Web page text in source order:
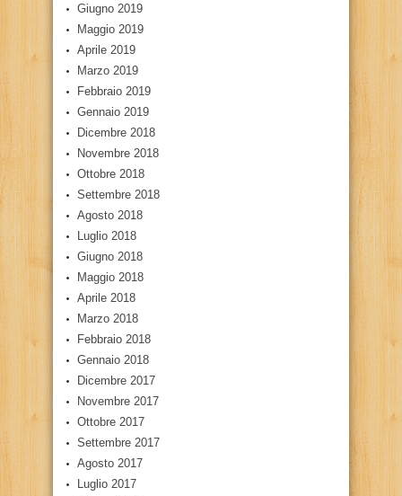
Giugno 2019
Maggio 2019
Aprile 2019
Marzo 2019
Febbraio 2019
Gennaio 2019
Dicembre 2018
Novembre 2018
Ottobre 2018
Settembre 2018
Agosto 2018
Luglio 2018
Giugno 2018
Maggio 2018
Aprile 2018
Marzo 2018
Febbraio 2018
Gennaio 2018
Dicembre 2017
Novembre 2017
Ottobre 2017
Settembre 2017
Agosto 2017
Luglio 2017